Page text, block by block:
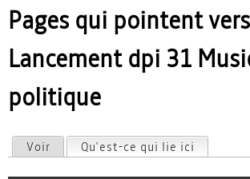
Vous êtes ici
Pages qui pointent vers
Lancement dpi 31
politique
Onglets principaux
Voir Qu'est-ce qui lie ici